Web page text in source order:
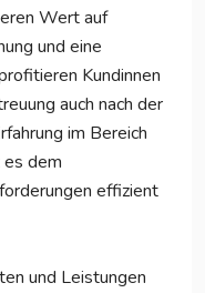
Wert auf
und eine
Kundinnen
auch nach der
im Bereich
dem
effizient
und Leistungen